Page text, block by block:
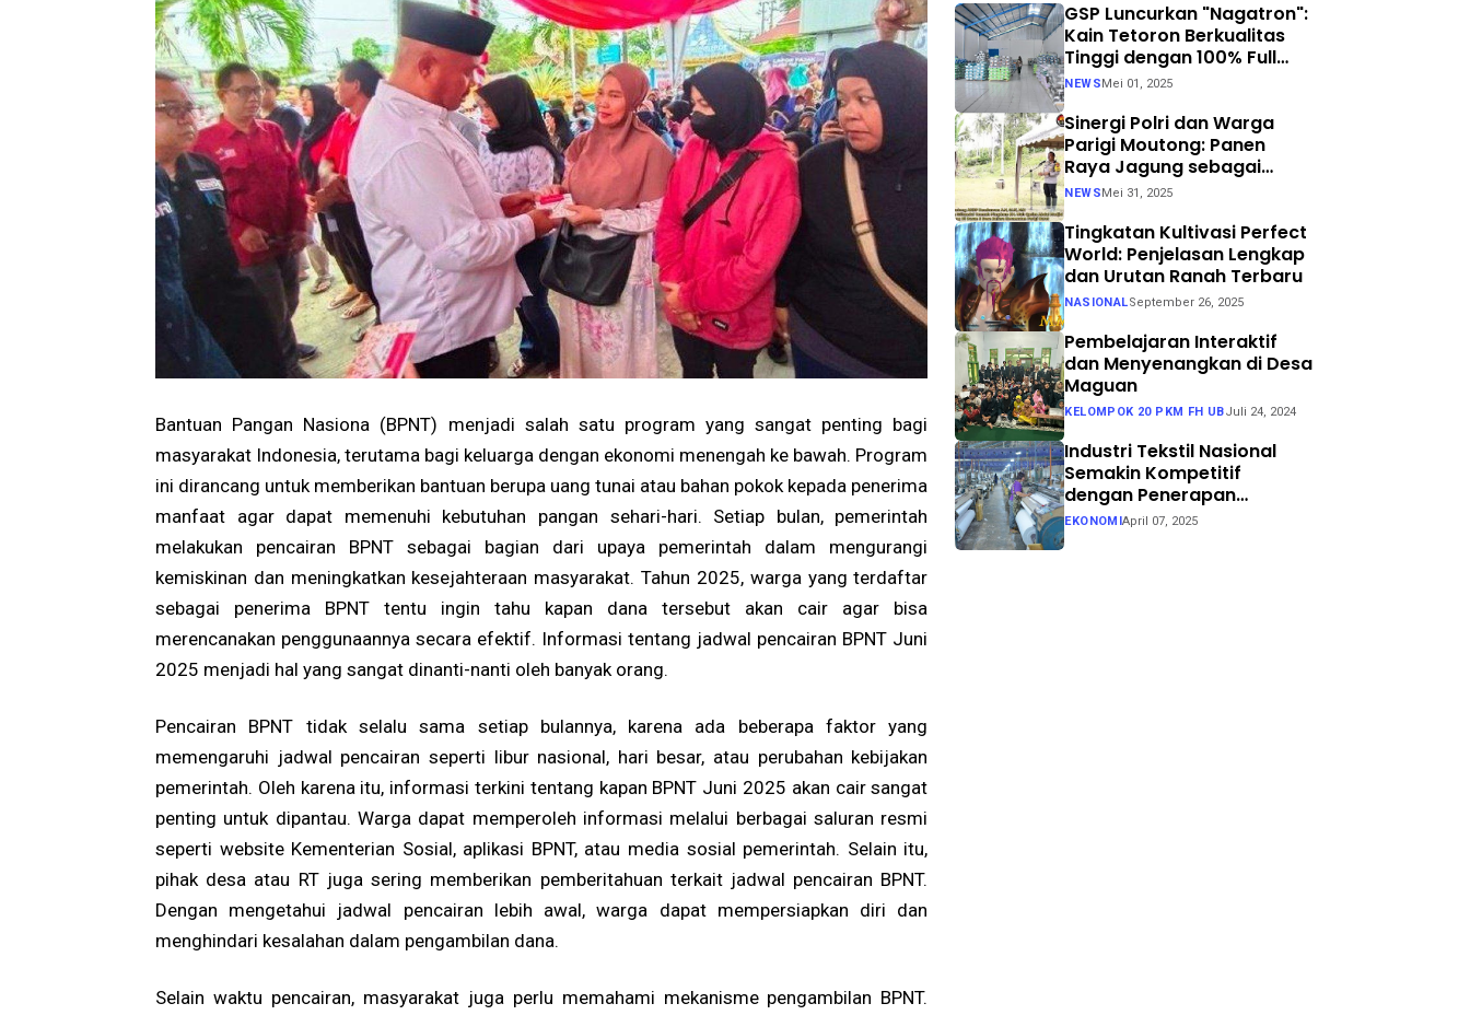
Bantuan Pangan Nasiona (BPNT) menjadi salah satu program yang sangat penting bagi
masyarakat Indonesia, terutama bagi keluarga dengan ekonomi menengah ke bawah. Program
ini dirancang untuk memberikan bantuan berupa uang tunai atau bahan pokok kepada penerima
manfaat agar dapat memenuhi kebutuhan pangan sehari-hari. Setiap bulan, pemerintah
melakukan pencairan BPNT sebagai bagian dari upaya pemerintah dalam mengurangi
kemiskinan dan meningkatkan kesejahteraan masyarakat. Tahun 2025, warga yang terdaftar
sebagai penerima BPNT tentu ingin tahu kapan dana tersebut akan cair agar bisa
merencanakan penggunaannya secara efektif. Informasi tentang jadwal pencairan BPNT Juni
2025 menjadi hal yang sangat dinanti-nanti oleh banyak orang.
Pencairan BPNT tidak selalu sama setiap bulannya, karena ada beberapa faktor yang
memengaruhi jadwal pencairan seperti libur nasional, hari besar, atau perubahan kebijakan
pemerintah. Oleh karena itu, informasi terkini tentang kapan BPNT Juni 2025 akan cair sangat
penting untuk dipantau. Warga dapat memperoleh informasi melalui berbagai saluran resmi
seperti website Kementerian Sosial, aplikasi BPNT, atau media sosial pemerintah. Selain itu,
pihak desa atau RT juga sering memberikan pemberitahuan terkait jadwal pencairan BPNT.
Dengan mengetahui jadwal pencairan lebih awal, warga dapat mempersiapkan diri dan
menghindari kesalahan dalam pengambilan dana.
Selain waktu pencairan, masyarakat juga perlu memahami mekanisme pengambilan BPNT.
GSP Luncurkan "Nagatron":
Kain Tetoron Berkualitas
Tinggi dengan 100% Full
Process
NEWS Mei 01, 2025
Sinergi Polri dan Warga
Parigi Moutong: Panen
Raya Jagung sebagai
Langkah Nyata Menuju
NEWS Mei 31, 2025
Tingkatan Kultivasi Perfect
World: Penjelasan Lengkap
dan Urutan Ranah Terbaru
NASIONALSeptember 26, 2025
Pembelajaran Interaktif
dan Menyenangkan di Desa
Maguan
KELOMPOK 20 PKM FH UBJuli 24, 2024
Industri Tekstil Nasional
Semakin Kompetitif
dengan Penerapan
Teknologi Air Jet Loom dan
EKONOMIApril 07, 2025